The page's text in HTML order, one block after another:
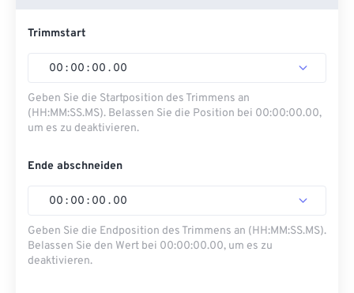
Trimmstart
00 : 00 : 00 . 00
Geben Sie die Startposition des Trimmens an
(HH:MM:SS.MS). Belassen Sie die Position bei 00:00:00.00,
um es zu deaktivieren.
Ende abschneiden
00 : 00 : 00 . 00
Geben Sie die Endposition des Trimmens an (HH:MM:SS.MS).
Belassen Sie den Wert bei 00:00:00.00, um es zu
deaktivieren.